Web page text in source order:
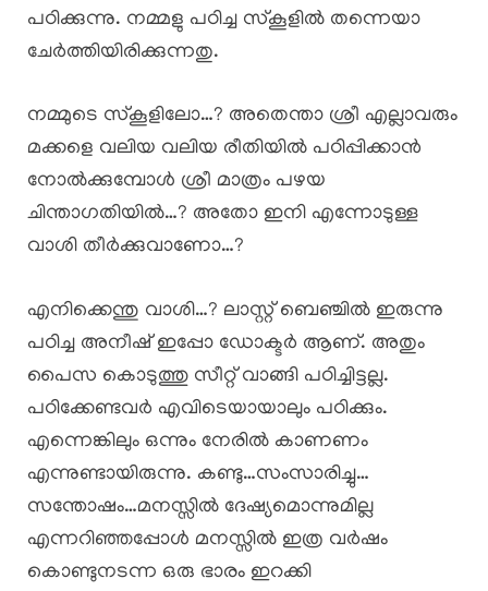
പഠിക്കുന്നു. നമ്മളു പഠിച്ച സ്കൂളിൽ തന്നെയാ
ചേർത്തിയിരിക്കുന്നതു.
നമ്മുടെ സ്കൂളിലോ…? അതെന്താ ശ്രീ എല്ലാവരും
മക്കളെ വലിയ വലിയ രീതിയിൽ പഠിപ്പിക്കാൻ
നോൽക്കുമ്പോൾ ശ്രീ മാത്രം പഴയ
ചിന്താഗതിയിൽ…? അതോ ഇനി എന്നോടുള്ള
വാശി തീർക്കുവാണോ…?
എനിക്കെന്തു വാശി…? ലാസ്റ്റ് ബെഞ്ചിൽ ഇരുന്നു
പഠിച്ച അനീഷ്‌ ഇപ്പോ ഡോക്ടർ ആണ്. അതും
പൈസ കൊടുത്തു സീറ്റ്‌ വാങ്ങി പഠിച്ചിട്ടല്ല.
പഠിക്കേണ്ടവർ എവിടെയായാലും പഠിക്കും.
എന്നെങ്കിലും ഒന്നും നേരിൽ കാണണം
എന്നുണ്ടായിരുന്നു. കണ്ടു…സംസാരിച്ചു…
സന്തോഷം…മനസ്സിൽ ദേഷ്യമൊന്നുമില്ല
എന്നറിഞ്ഞപ്പോൾ മനസ്സിൽ ഇത്ര വർഷം
കൊണ്ടുനടന്ന ഒരു ഭാരം ഇറക്കി